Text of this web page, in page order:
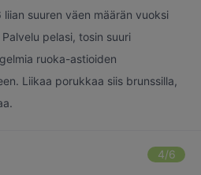
suuren väen määrän vuoksi
pelasi, tosin suuri
ruoka-astioiden
Liikaa porukkaa siis brunssilla,
4/6